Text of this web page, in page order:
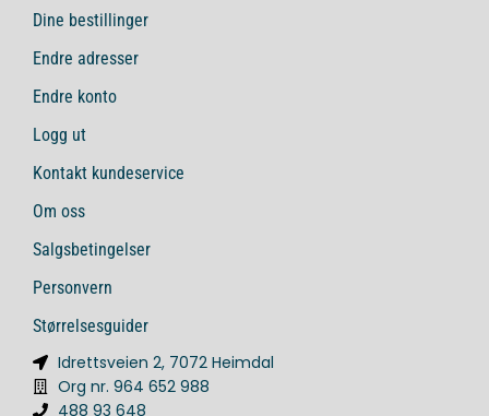
Dine bestillinger
Endre adresser
Endre konto
Logg ut
Kontakt kundeservice
Om oss
Salgsbetingelser
Personvern
Størrelsesguider
Idrettsveien 2, 7072 Heimdal
Org nr. 964 652 988
488 93 648